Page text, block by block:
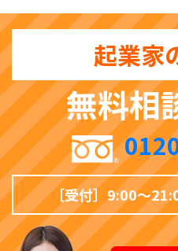
起業家
無料相
［受付］9:00〜